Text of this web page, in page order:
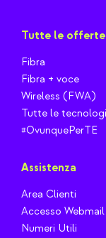
Tutte le
Fibra
Fibra + voce
Wireless (FWA)
Tutte le
#OvunquePerTE
Assistenza
Area Clienti
Accesso
Numeri Utili